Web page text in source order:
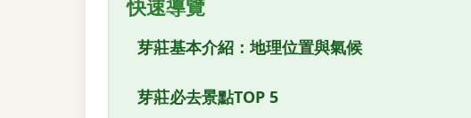
快速導覽
芽莊基本介紹：地理位置與氣候
芽莊必去景點TOP 5